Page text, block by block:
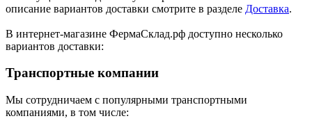
описание вариантов доставки смотрите в разделе Доставка.
В интернет-магазине ФермаСклад.рф доступно несколько
вариантов доставки:
Транспортные компании
Мы сотрудничаем с популярными транспортными
компаниями, в том числе: